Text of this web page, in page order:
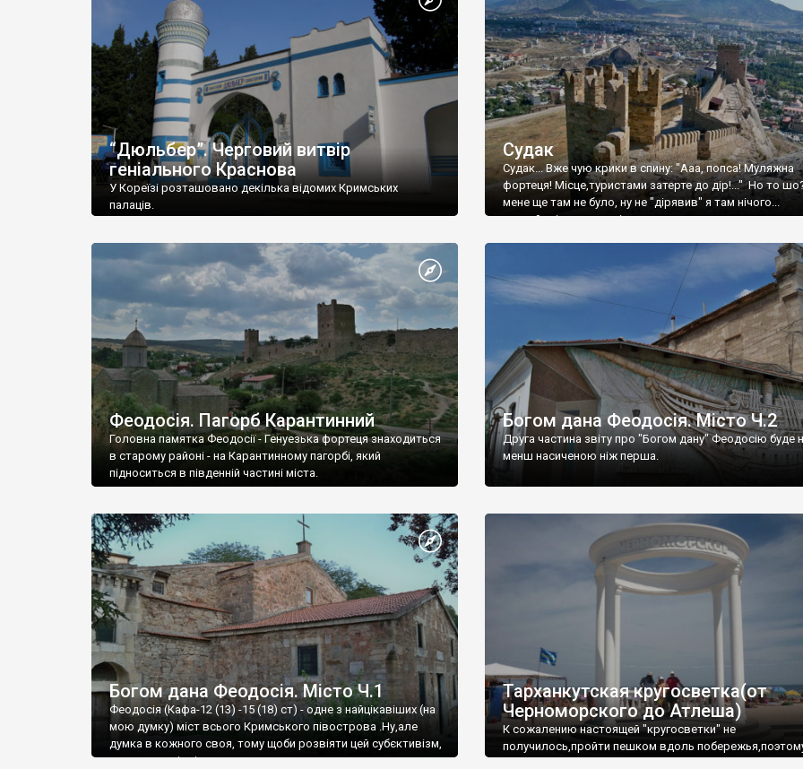
“Дюльбер”. Черговий витвір
геніального Краснова
У Кореїзі розташовано декілька відомих Кримських
палаців.
Судак
Судак... Вже чую крики в спину: "Ааа, попса! Муляжна
фортеця! Місце,туристами затерте до дір!..." Но то
мене ще там не було, ну не "дірявив" я там нічого...
принаймні до цього літа.
Феодосія. Пагорб Карантинний
Головна памятка Феодосії - Генуезька фортеця знаходиться
в старому районі - на Карантинному пагорбі, який
підноситься в південній частині міста.
Богом дана Феодосія. Місто Ч.2
Друга частина звіту про "Богом дану" Феодосію буде
менш насиченою ніж перша.
Богом дана Феодосія. Місто Ч.1
Феодосія (Кафа-12 (13) -15 (18) ст) - одне з найцікавіших (на
мою думку) міст всього Кримського півострова .Ну,але
думка в кожного своя, тому щоби розвіяти цей субєктивізм,
запрошую відвідати це
Тарханкутская кругосветка(от
Черноморского до Атлеша)
К сожалению настоящей "кругосветки" не
получилось,пройти пешком вдоль